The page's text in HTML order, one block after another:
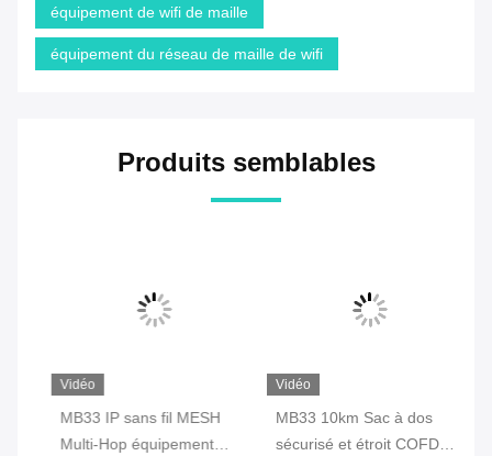
équipement de wifi de maille
équipement du réseau de maille de wifi
Produits semblables
Vidéo
MB33 IP sans fil MESH
Multi-Hop équipement
Vidéo
MB33 10km Sac à dos
sécurisé et étroit COFDM